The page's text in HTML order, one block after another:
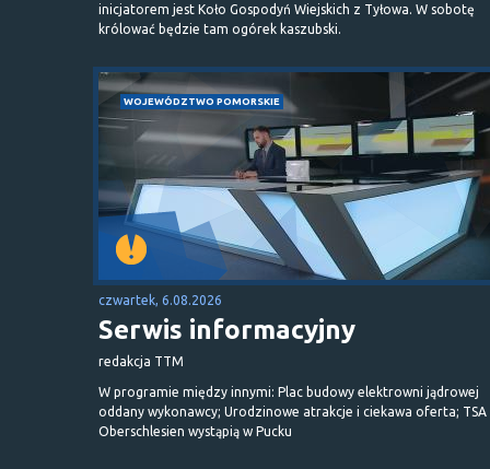
inicjatorem jest Koło Gospodyń Wiejskich z Tyłowa. W sobotę
królować będzie tam ogórek kaszubski.
WOJEWÓDZTWO POMORSKIE
czwartek, 6.08.2026
Serwis informacyjny
redakcja TTM
W programie między innymi: Plac budowy elektrowni jądrowej
oddany wykonawcy; Urodzinowe atrakcje i ciekawa oferta; TSA
Oberschlesien wystąpią w Pucku